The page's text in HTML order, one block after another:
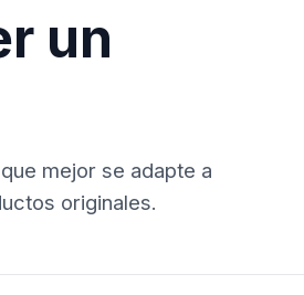
un
mejor se adapte a
originales.